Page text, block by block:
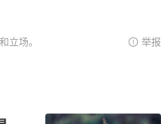
立场。 举报